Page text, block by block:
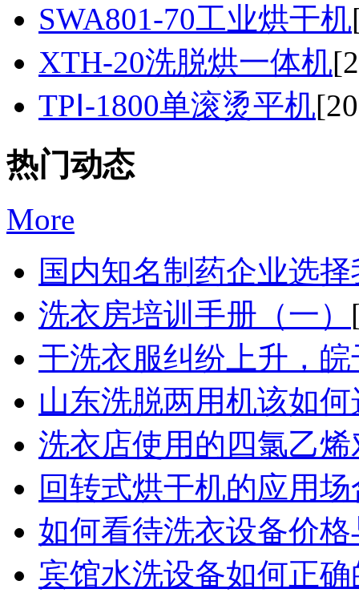
SWA801-70工业烘干机
XTH-20洗脱烘一体机
TPⅠ-1800单滚烫平机
热门动态
More
国内知名制药企业选择
洗衣房培训手册（一）
干洗衣服纠纷上升，皖
山东洗脱两用机该如何
洗衣店使用的四氯乙烯
回转式烘干机的应用场
如何看待洗衣设备价格
宾馆水洗设备如何正确